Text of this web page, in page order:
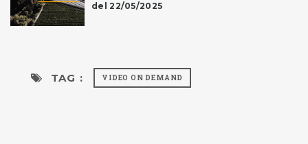
del 22/05/2025
TAG : VIDEO ON DEMAND